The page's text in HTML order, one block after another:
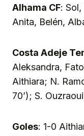
Alhama CF:
Anita, Belén,
Costa Adeje
Aleksandra,
Aithiara; N.
70’); S.
Goles: 1-0